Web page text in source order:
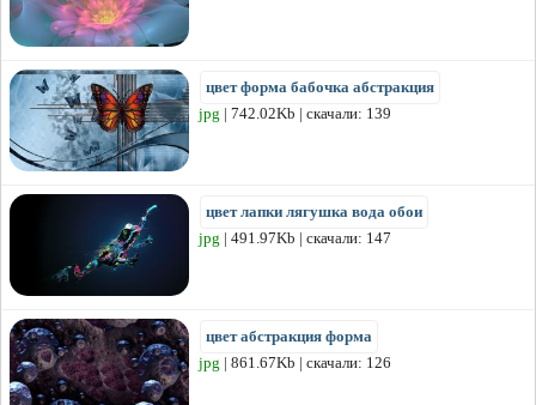
цвет форма бабочка абстракция
jpg | 742.02Kb | скачали: 139
цвет лапки лягушка вода обои
jpg | 491.97Kb | скачали: 147
цвет абстракция форма
jpg | 861.67Kb | скачали: 126